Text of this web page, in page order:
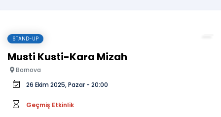
STAND-UP
Musti Kusti-Kara Mizah
Bornova
26 Ekim 2025, Pazar - 20:00
Geçmiş Etkinlik